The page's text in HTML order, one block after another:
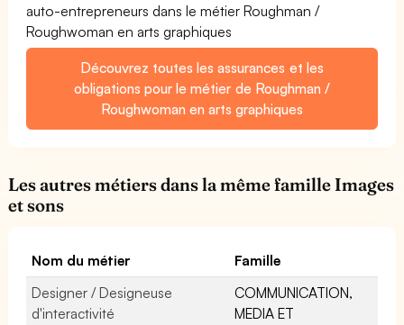
auto-entrepreneurs dans le métier Roughman /
Roughwoman en arts graphiques
Découvrez toutes les assurances et les
obligations pour le métier de Roughman /
Roughwoman en arts graphiques
Les autres métiers dans la même famille Images
et sons
Nom du métier
Famille
Designer / Designeuse
d'interactivité
COMMUNICATION,
MEDIA ET